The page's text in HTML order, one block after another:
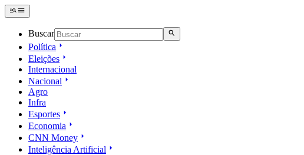
Buscar
Política
Eleições
Internacional
Nacional
Agro
Infra
Esportes
Economia
CNN Money
Inteligência Artificial